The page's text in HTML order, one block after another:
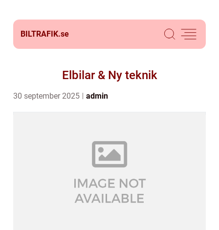
BILTRAFIK.se
Elbilar & Ny teknik
30 september 2025 admin